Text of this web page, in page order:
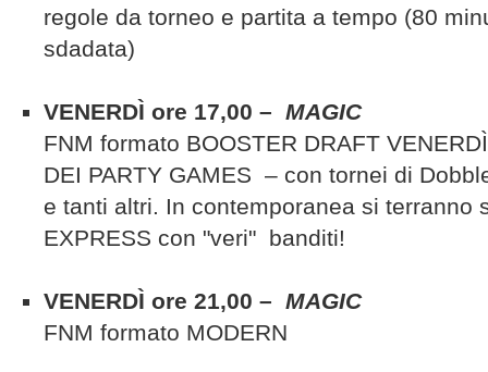
regole da torneo e partita a tempo (80
sdadata)
VENERDÌ ore 17,00 – MAGIC
FNM formato BOOSTER DRAFT
DEI PARTY GAMES – con tornei di
e tanti altri. In contemporanea si terranno
EXPRESS con "veri" banditi!
VENERDÌ ore 21,00 – MAGIC
FNM formato MODERN